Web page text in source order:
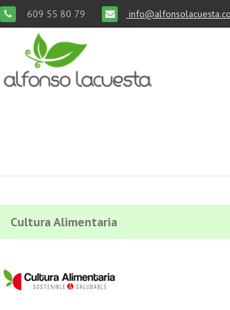
609 55 80 79
Cultura Alimentaria